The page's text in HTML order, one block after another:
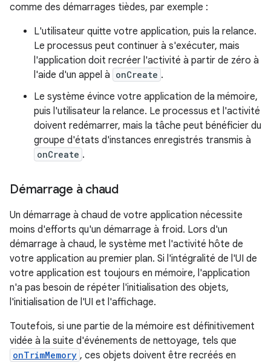
comme des démarrages tièdes, par exemple :
L'utilisateur quitte votre application, puis la relance.
Le processus peut continuer à s'exécuter, mais
l'application doit recréer l'activité à partir de zéro à
l'aide d'un appel à onCreate .
Le système évince votre application de la mémoire,
puis l'utilisateur la relance. Le processus et l'activité
doivent redémarrer, mais la tâche peut bénéficier du
groupe d'états d'instances enregistrés transmis à
onCreate .
Démarrage à chaud
Un démarrage à chaud de votre application nécessite
moins d'efforts qu'un démarrage à froid. Lors d'un
démarrage à chaud, le système met l'activité hôte de
votre application au premier plan. Si l'intégralité de l'UI de
votre application est toujours en mémoire, l'application
n'a pas besoin de répéter l'initialisation des objets,
l'initialisation de l'UI et l'affichage.
Toutefois, si une partie de la mémoire est définitivement
vidée à la suite d'événements de nettoyage, tels que
onTrimMemory , ces objets doivent être recréés en